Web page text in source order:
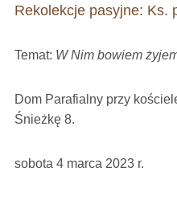
Rekolekcje pasyjne: Ks.
Temat: W Nim bowiem
Dom Parafialny przy
Śnieżkę 8.
sobota 4 marca 2023 r.